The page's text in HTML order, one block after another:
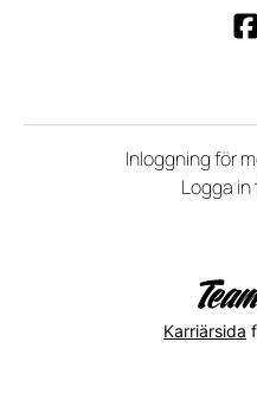
Inloggning för
Logga
Karriärsida